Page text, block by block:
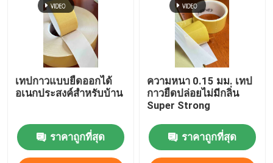
เทปกาวแบบยืดออกได้
อเนกประสงค์สำหรับบ้าน
ราคาถูกที่สุด
ความหนา 0.15 มม. เทป
กาวยืดปล่อยไม่มีกลิ่น
Super Strong
ราคาถูกที่สุด